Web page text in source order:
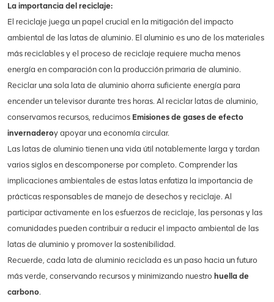
La importancia del reciclaje:
El reciclaje juega un papel crucial en la mitigación del impacto
ambiental de las latas de aluminio. El aluminio es uno de los materiales
más reciclables y el proceso de reciclaje requiere mucha menos
energía en comparación con la producción primaria de aluminio.
Reciclar una sola lata de aluminio ahorra suficiente energía para
encender un televisor durante tres horas. Al reciclar latas de aluminio,
conservamos recursos, reducimos Emisiones de gases de efecto
invernaderoy apoyar una economía circular.
Las latas de aluminio tienen una vida útil notablemente larga y tardan
varios siglos en descomponerse por completo. Comprender las
implicaciones ambientales de estas latas enfatiza la importancia de
prácticas responsables de manejo de desechos y reciclaje. Al
participar activamente en los esfuerzos de reciclaje, las personas y las
comunidades pueden contribuir a reducir el impacto ambiental de las
latas de aluminio y promover la sostenibilidad.
Recuerde, cada lata de aluminio reciclada es un paso hacia un futuro
más verde, conservando recursos y minimizando nuestro huella de
carbono.